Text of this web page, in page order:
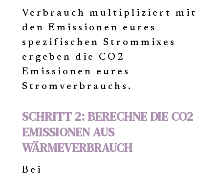
Verbrauch multipliziert mit
den Emissionen eures
spezifischen Strommixes
ergeben die CO2
Emissionen eures
Stromverbrauchs.
SCHRITT 2: BERECHNE DIE CO2
EMISSIONEN AUS
WÄRMEVERBRAUCH
Bei